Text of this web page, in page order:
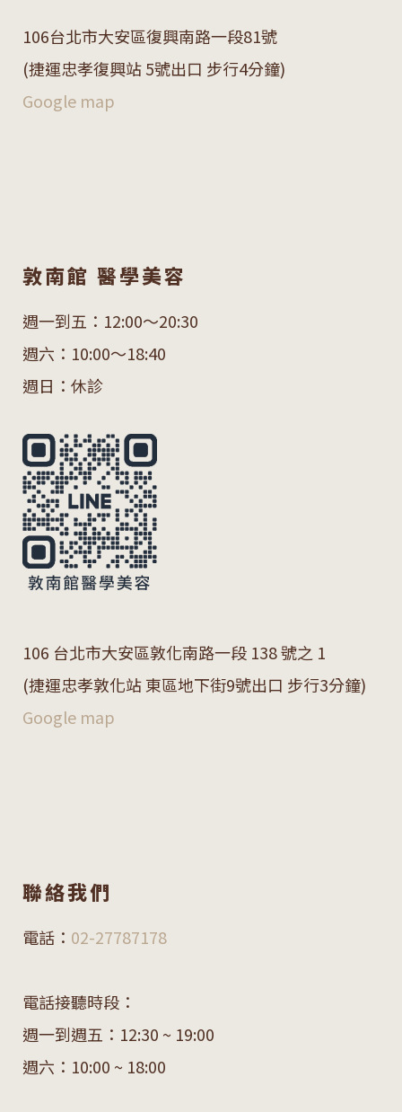
106台北市大安區復興南路一段81號
(捷運忠孝復興站 5號出口 步行4分鐘)
Google map
敦南館 醫學美容
週一到五：12:00～20:30
週六：10:00～18:40
週日：休診
106 台北市大安區敦化南路一段 138 號之 1
(捷運忠孝敦化站 東區地下街9號出口 步行3分鐘)
Google map
聯絡我們
電話： 02-27787178
電話接聽時段：
週一到週五：12:30 ~ 19:00
週六：10:00 ~ 18:00